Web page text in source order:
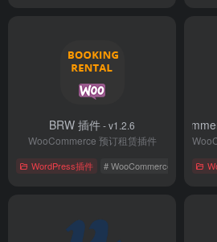
BRW 插件- v1.2.6
WooCommerce 预订租赁插件
WordPress插件 # WooCommerce # 电子
YITH